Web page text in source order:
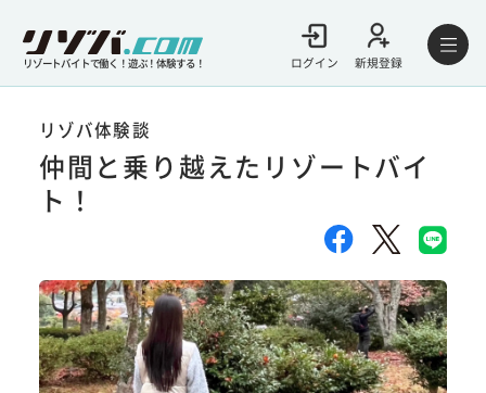
リゾートバイトで働く！遊ぶ！体験する！ ログイン 新規登録
リゾバ体験談
仲間と乗り越えたリゾートバイ
ト！